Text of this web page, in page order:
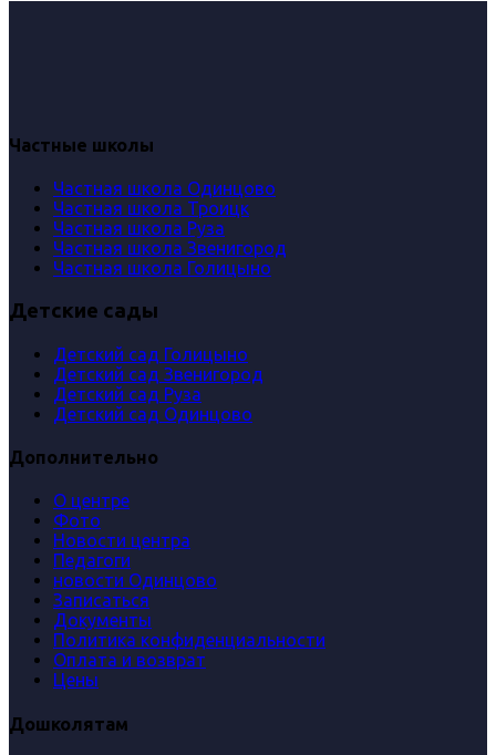
Частные школы
Частная школа Одинцово
Частная школа Троицк
Частная школа Руза
Частная школа Звенигород
Частная школа Голицыно
Детские сады
Детский сад Голицыно
Детский сад Звенигород
Детский сад Руза
Детский сад Одинцово
Дополнительно
О центре
Фото
Новости центра
Педагоги
новости Одинцово
Записаться
Документы
Политика конфиденциальности
Оплата и возврат
Цены
Дошколятам